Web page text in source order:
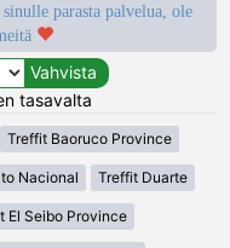
parasta palvelua, ole
tasavalta
Treffit Baoruco Province
Nacional Treffit Duarte
El Seibo Province